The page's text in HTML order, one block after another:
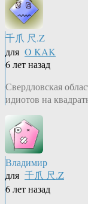
千爪 尺.Z
для O KAK
6 лет назад
Свердловская
идиотов на
Владимир
для 千爪 尺.Z
6 лет назад